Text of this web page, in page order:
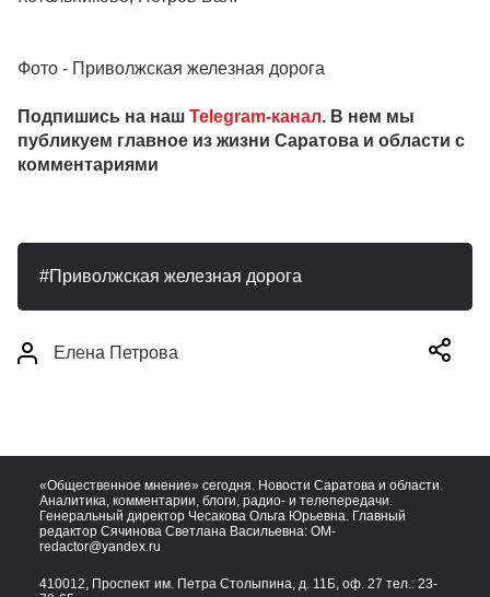
Фото - Приволжская железная дорога
Подпишись на наш Telegram-канал. В нем мы
публикуем главное из жизни Саратова и области с
комментариями
Приволжская железная дорога
Елена Петрова
«Общественное мнение» сегодня. Новости Саратова и области.
Аналитика, комментарии, блоги, радио- и телепередачи.
Генеральный директор Чесакова Ольга Юрьевна. Главный
редактор Сячинова Светлана Васильевна: OM-
redactor@yandex.ru
410012, Проспект им. Петра Столыпина, д. 11Б, оф. 27 тел.: 23-